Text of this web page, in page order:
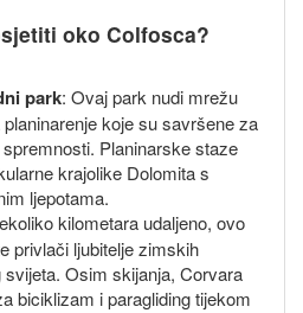
oko Colfosca?
park: Ovaj park nudi mrežu
koje su savršene za
Planinarske staze
krajolike Dolomita s
ljepotama.
kilometara udaljeno, ovo
privlači ljubitelje zimskih
Osim skijanja, Corvara
biciklizam i paragliding tijekom